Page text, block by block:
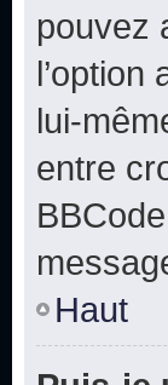
pouvez
lui-
entre
Haut